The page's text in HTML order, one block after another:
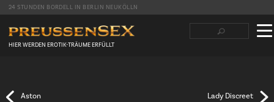
24 STUNDEN BORDELL IN BERLIN NEUKÖLLN
Suchbegriffe
Navigation
überspringen
HIER WERDEN EROTIK-TRÄUME ERFÜLLT
Aston Lady Discreet